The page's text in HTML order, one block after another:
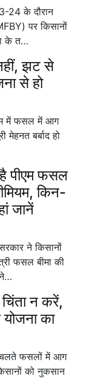
24 के दौरान
पर किसानों
के त…
झट से
से हो
में फसल में आग
बर्बाद हो
पीएम फसल
किन-
जानें
ने किसानों
फसल बीमा की
न करें,
का
चलते फसलों में आग
को नुकसान